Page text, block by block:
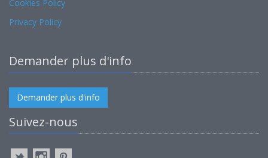
Cookies Policy
Privacy Policy
Demander plus d'info
Demander plus d'info
Suivez-nous